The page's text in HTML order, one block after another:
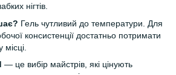
нігтів.
Гель чутливий до температури. Для
консистенції достатньо потримати
— це вибір майстрів, які цінують